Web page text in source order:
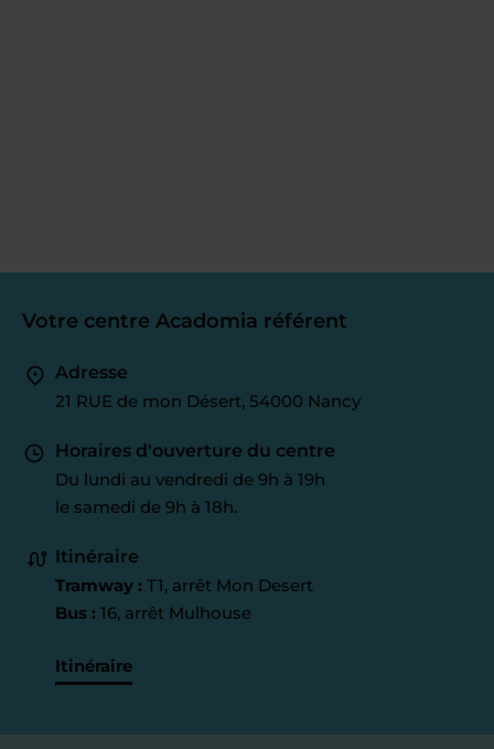
Votre centre Acadomia référent
Adresse
21 RUE de mon Désert, 54000 Nancy
Horaires d'ouverture du centre
Du lundi au vendredi de 9h à 19h
le samedi de 9h à 18h.
Itinéraire
Tramway : T1, arrêt Mon Desert
Bus : 16, arrêt Mulhouse
Itinéraire